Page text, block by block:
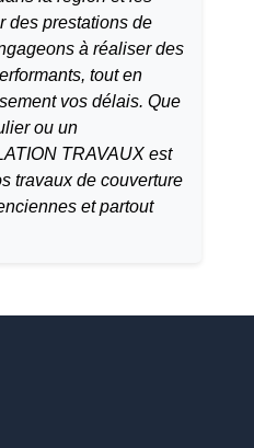
des prestations de
à réaliser des
tout en
vos délais. Que
ou un
TRAVAUX est
travaux de couverture
et partout